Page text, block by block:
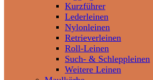
Kurzführer
Lederleinen
Nylonleinen
Retrieverleinen
Roll-Leinen
Such- & Schleppleinen
Weitere Leinen